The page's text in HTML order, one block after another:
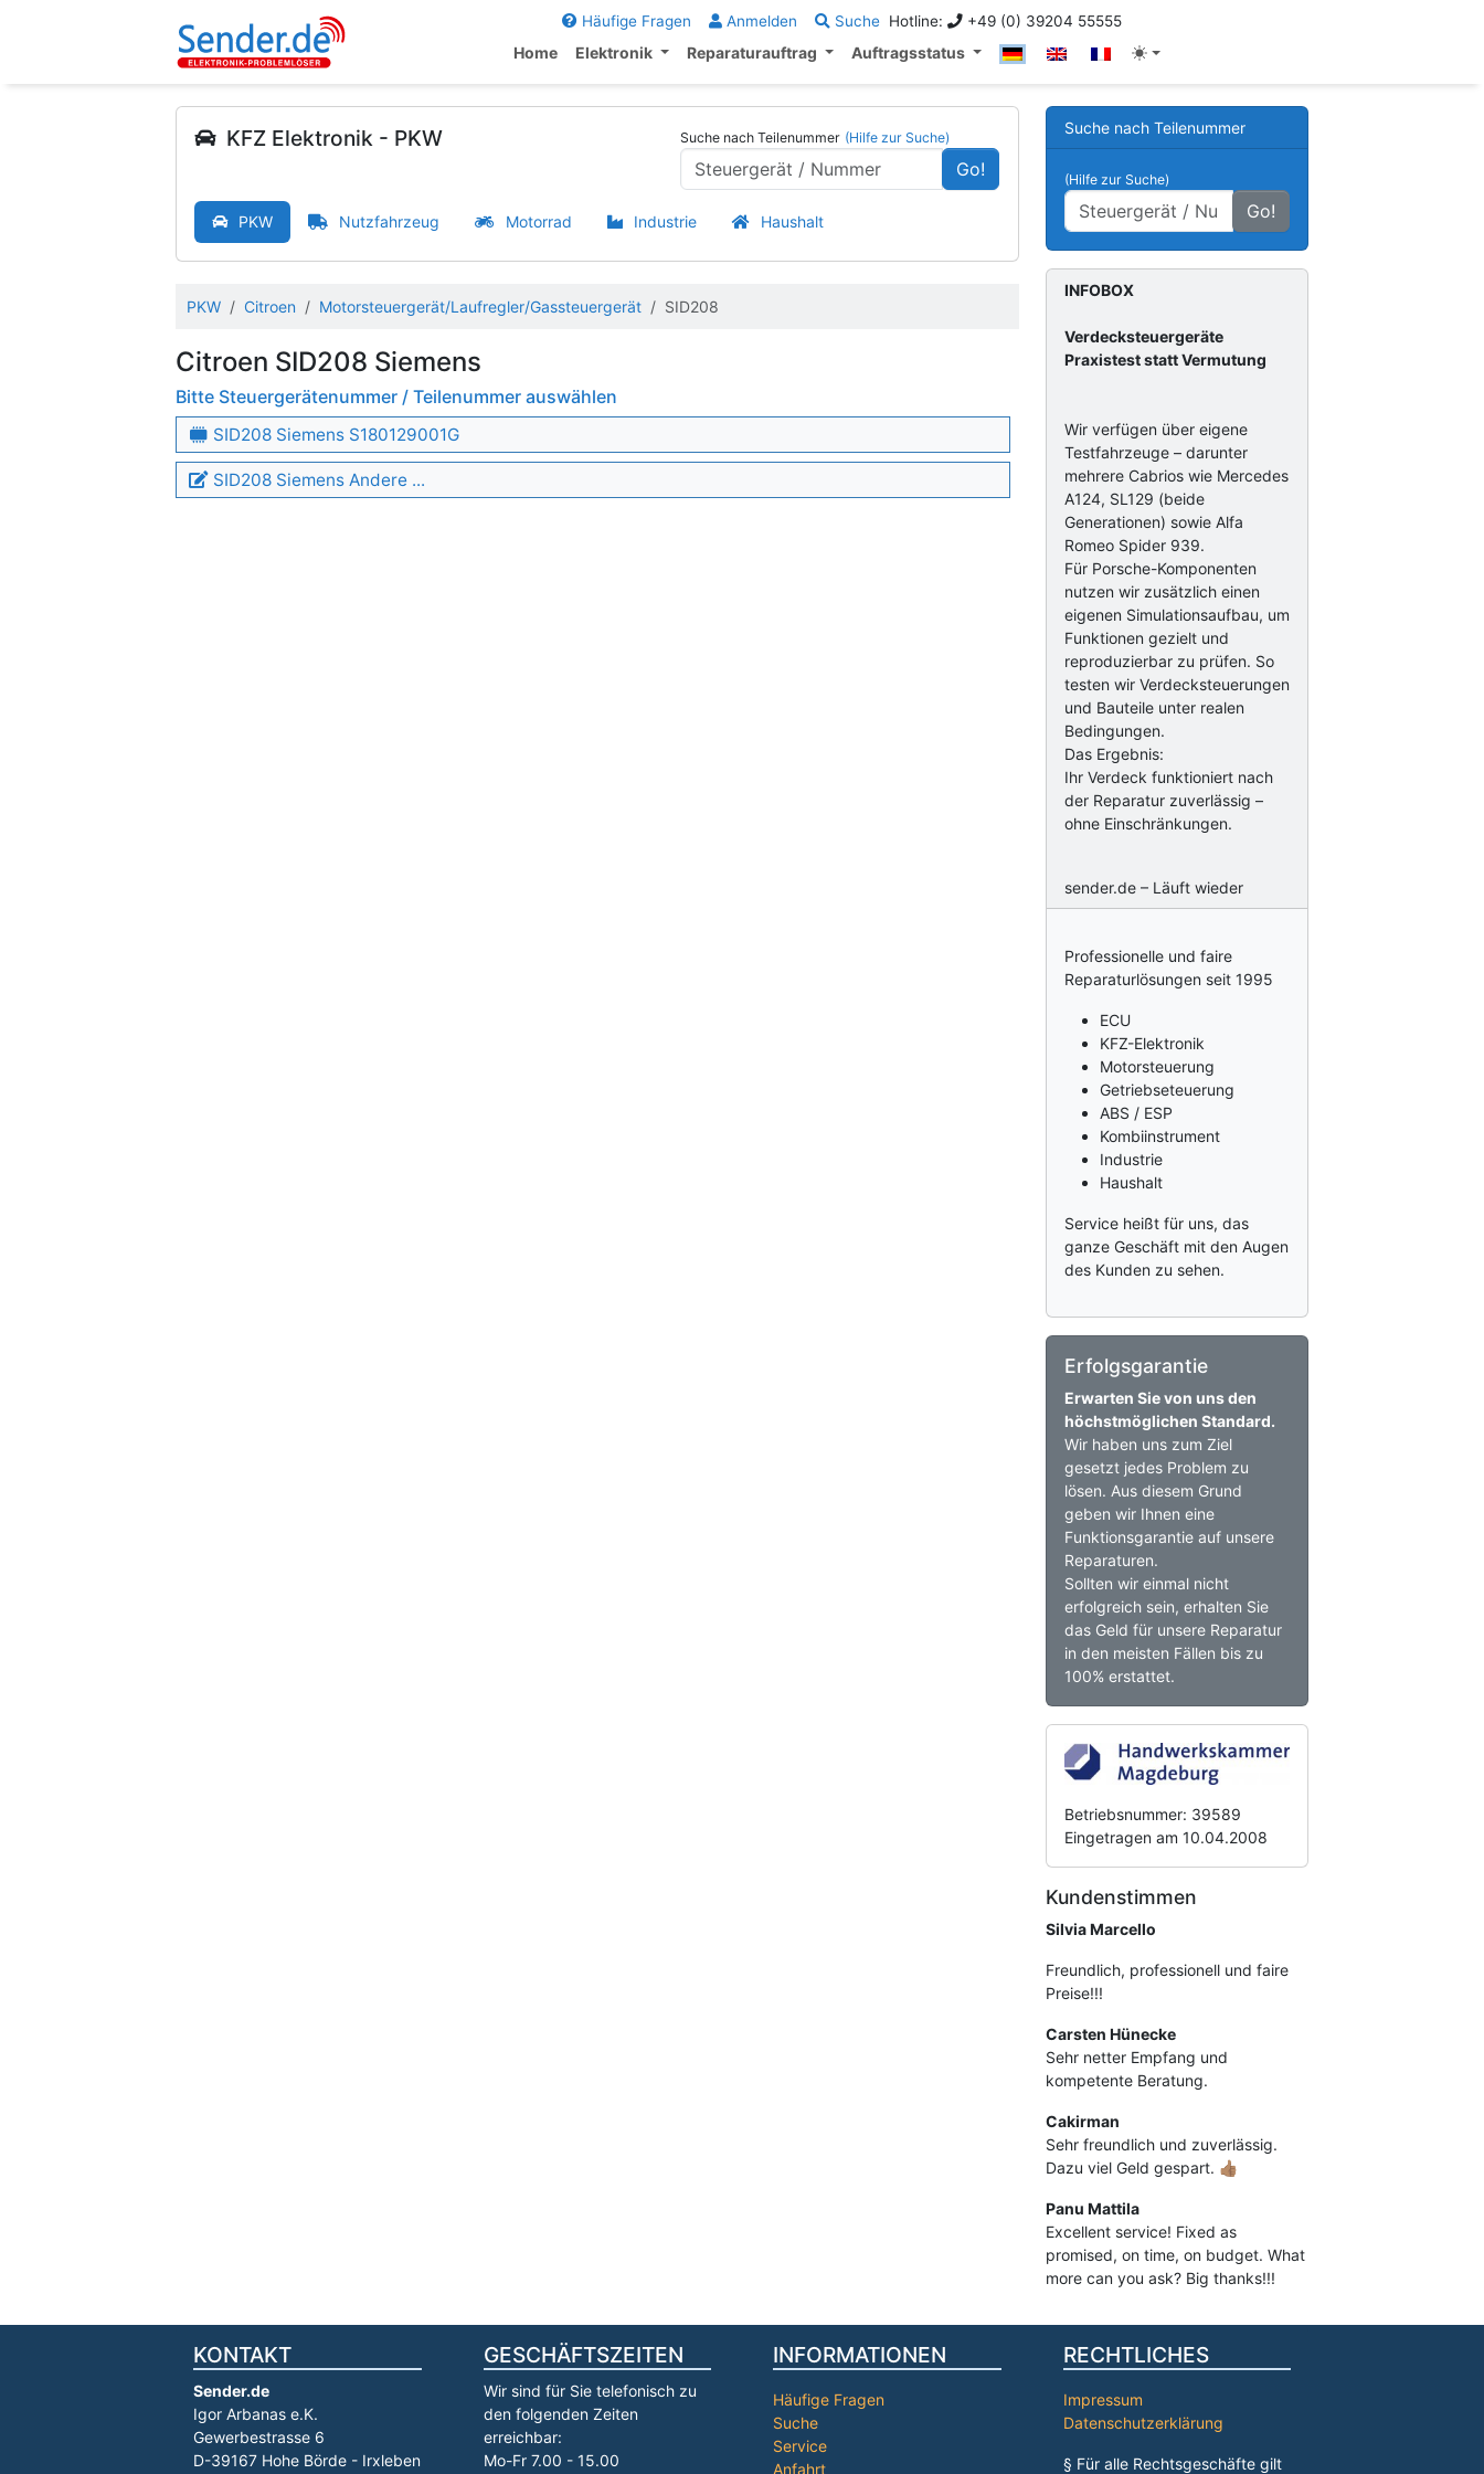
Häufige Fragen Anmelden Suche Hotline: +49 (0) 39204 55555
Home Elektronik Reparaturauftrag Auftragsstatus
KFZ Elektronik - PKW Suche nach Teilenummer (Hilfe zur Suche)
Go!
PKW Nutzfahrzeug Motorrad Industrie Haushalt
PKW Citroen Motorsteuergerät/Laufregler/Gassteuergerät SID208
Citroen SID208 Siemens
Bitte Steuergerätenummer / Teilenummer auswählen
SID208 Siemens S180129001G
SID208 Siemens Andere ...
Suche nach Teilenummer
(Hilfe zur Suche)
Go!
INFOBOX
Verdecksteuergeräte
Praxistest statt Vermutung
Wir verfügen über eigene
Testfahrzeuge – darunter
mehrere Cabrios wie Mercedes
A124, SL129 (beide
Generationen) sowie Alfa
Romeo Spider 939.
Für Porsche-Komponenten
nutzen wir zusätzlich einen
eigenen Simulationsaufbau, um
Funktionen gezielt und
reproduzierbar zu prüfen. So
testen wir Verdecksteuerungen
und Bauteile unter realen
Bedingungen.
Das Ergebnis:
Ihr Verdeck funktioniert nach
der Reparatur zuverlässig –
ohne Einschränkungen.
sender.de – Läuft wieder
Professionelle und faire
Reparaturlösungen seit 1995
ECU
KFZ-Elektronik
Motorsteuerung
Getriebseteuerung
ABS / ESP
Kombiinstrument
Industrie
Haushalt
Service heißt für uns, das
ganze Geschäft mit den Augen
des Kunden zu sehen.
Erfolgsgarantie
Erwarten Sie von uns den
höchstmöglichen Standard.
Wir haben uns zum Ziel
gesetzt jedes Problem zu
lösen. Aus diesem Grund
geben wir Ihnen eine
Funktionsgarantie auf unsere
Reparaturen.
Sollten wir einmal nicht
erfolgreich sein, erhalten Sie
das Geld für unsere Reparatur
in den meisten Fällen bis zu
100% erstattet.
Betriebsnummer: 39589
Eingetragen am 10.04.2008
Kundenstimmen
Silvia Marcello
Freundlich, professionell und faire
Preise!!!
Carsten Hünecke
Sehr netter Empfang und
kompetente Beratung.
Cakirman
Sehr freundlich und zuverlässig.
Dazu viel Geld gespart. 👍🏽
Panu Mattila
Excellent service! Fixed as
promised, on time, on budget. What
more can you ask? Big thanks!!!
KONTAKT
Sender.de
Igor Arbanas e.K.
Gewerbestrasse 6
D-39167 Hohe Börde - Irxleben
GESCHÄFTSZEITEN
Wir sind für Sie telefonisch zu
den folgenden Zeiten
erreichbar:
Mo-Fr 7.00 - 15.00
INFORMATIONEN
Häufige Fragen
Suche
Service
Anfahrt
RECHTLICHES
Impressum
Datenschutzerklärung
§ Für alle Rechtsgeschäfte gilt